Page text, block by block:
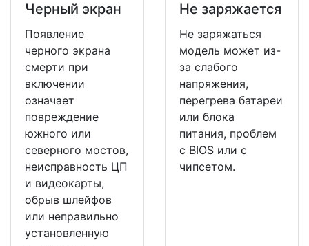
Черный экран
Появление
черного экрана
смерти при
включении
означает
повреждение
южного или
северного мостов,
неисправность ЦП
и видеокарты,
обрыв шлейфов
или неправильно
установленную
Не заряжается
Не заряжаться
модель может из-
за слабого
напряжения,
перегрева батареи
или блока
питания, проблем
с BIOS или с
чипсетом.